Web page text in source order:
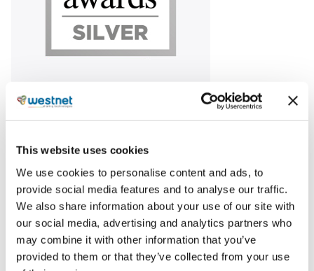
This website uses cookies
We use cookies to personalise content and ads, to
provide social media features and to analyse our traffic.
We also share information about your use of our site with
our social media, advertising and analytics partners who
may combine it with other information that you’ve
provided to them or that they’ve collected from your use
Ασημένιο Βραβείο στην κατηγορία “Best HR Corporate
Event” για το έργο “Christmas Week at Westnet” που
εμπειρίες που θα τους παρακινήσουν και θα τους
κάνουν να νιώθουν χαρούμενοι και συνδεδεμένοι στο
χώρο εργασίας.
Share